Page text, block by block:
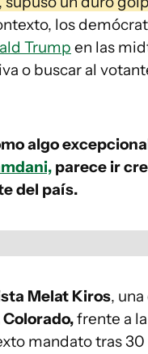
los
Trump en las
o buscar al
algo
parece ir
del país.
Melat Kiros,
Colorado,frente a
mandato tras 30